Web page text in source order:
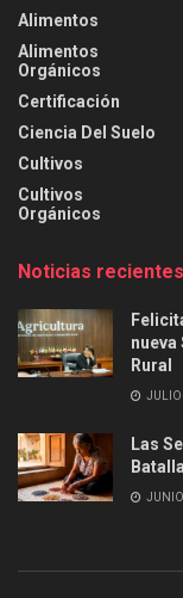
Alimentos
Alimentos
Orgánicos
Certificación
Ciencia Del Suelo
Cultivos
Cultivos
Orgánicos
Noticias recientes
Rural
JULIO
Las